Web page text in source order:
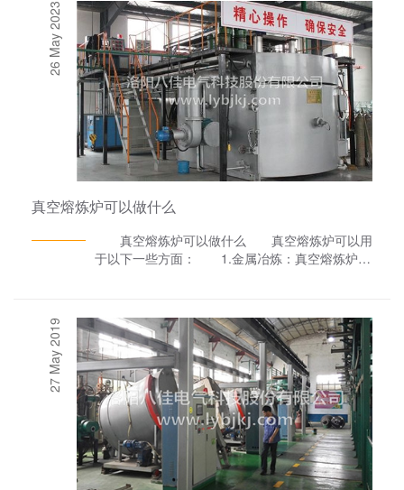
26 May 2023
真空熔炼炉可以做什么
真空熔炼炉可以做什么 真空熔炼炉可以用
于以下一些方面： 1.金属冶炼：真空熔炼炉可
粉末，如不锈钢粉末、铜粉末、铝粉末等，以用于
3D打印、金属注塑等领域。 3.金属合金制
备：真空熔炼炉可以用于制备各种金属合金，如钛
合金、镍基合金、钴基合金等，以用于航空航天、
汽车、医疗器械等领域。 4.材料表面改性：真
空熔炼炉可以用于表面改性，如表面涂层、表面合
金化等，以改善材料的表面性能。 总之，真空
熔炼炉在金属材料领域具有广泛的应用前景。
27 May 2019